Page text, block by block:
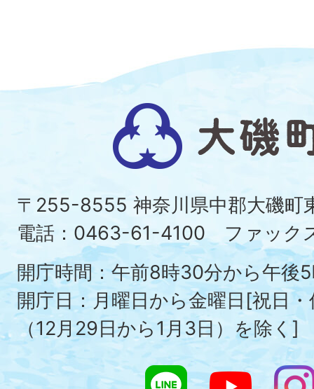
大
磯
町
〒255-8555 神奈川県中郡大磯
電話：0463-61-4100 ファック
開庁時間：午前8時30分から午後
開庁日：月曜日から金曜日[祝日
（12月29日から1月3日）を除く]